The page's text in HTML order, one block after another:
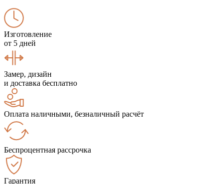
Изготовление
от 5 дней
Замер, дизайн
и доставка бесплатно
Оплата наличными, безналичный расчёт
Беспроцентная рассрочка
Гарантия